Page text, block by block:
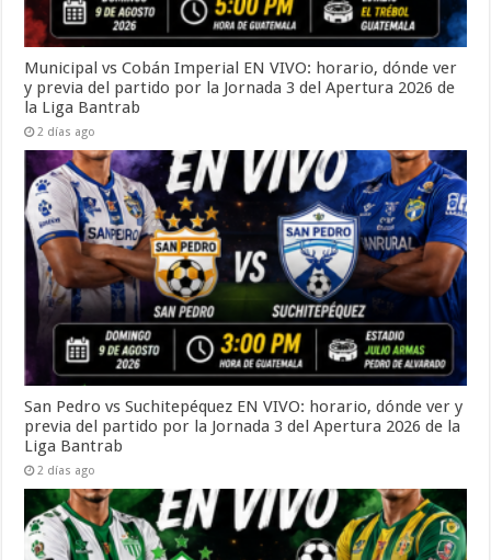
Municipal vs Cobán Imperial EN VIVO: horario, dónde ver
y previa del partido por la Jornada 3 del Apertura 2026 de
la Liga Bantrab
2 días ago
San Pedro vs Suchitepéquez EN VIVO: horario, dónde ver y
previa del partido por la Jornada 3 del Apertura 2026 de la
Liga Bantrab
2 días ago